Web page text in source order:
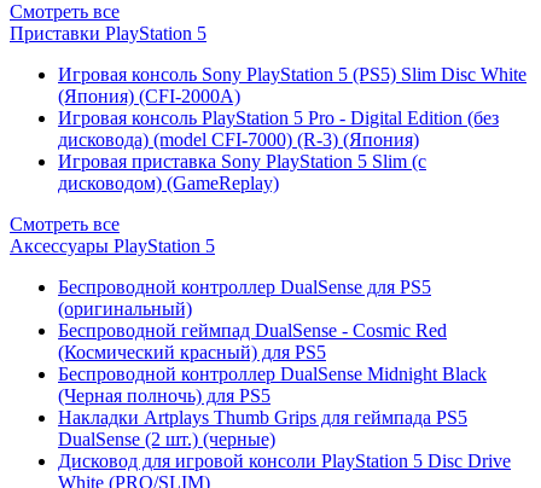
Смотреть все
Приставки PlayStation 5
Игровая консоль Sony PlayStation 5 (PS5) Slim Disc White
(Япония) (CFI-2000A)
Игровая консоль PlayStation 5 Pro - Digital Edition (без
дисковода) (model CFI-7000) (R-3) (Япония)
Игровая приставка Sony PlayStation 5 Slim (с
дисководом) (GameReplay)
Смотреть все
Аксессуары PlayStation 5
Беспроводной контроллер DualSense для PS5
(оригинальный)
Беспроводной геймпад DualSense - Cosmic Red
(Космический красный) для PS5
Беспроводной контроллер DualSense Midnight Black
(Черная полночь) для PS5
Накладки Artplays Thumb Grips для геймпада PS5
DualSense (2 шт.) (черные)
Дисковод для игровой консоли PlayStation 5 Disc Drive
White (PRO/SLIM)